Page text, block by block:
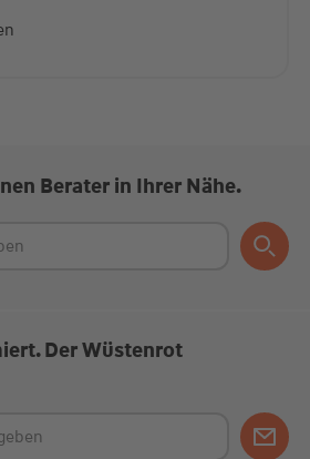
Berater in Ihrer Nähe.
Der Wüstenrot